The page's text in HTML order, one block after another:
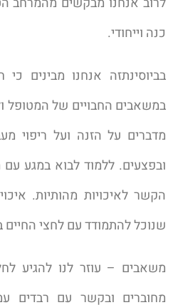
כנה וייחודי.
בביוסינתזה אנחנו מבינים
במשאבים החבויים של המטופל
מדברים על הזנה ועל ריפוי
ובפצעים. ללמוד לבוא במגע
הקשר לאיכויות מהותיות.
שנוכל להתמודד עם לחצי החיים
משאבים – עוזר לנו להגיע
מחוברים ובקשר עם רבדים